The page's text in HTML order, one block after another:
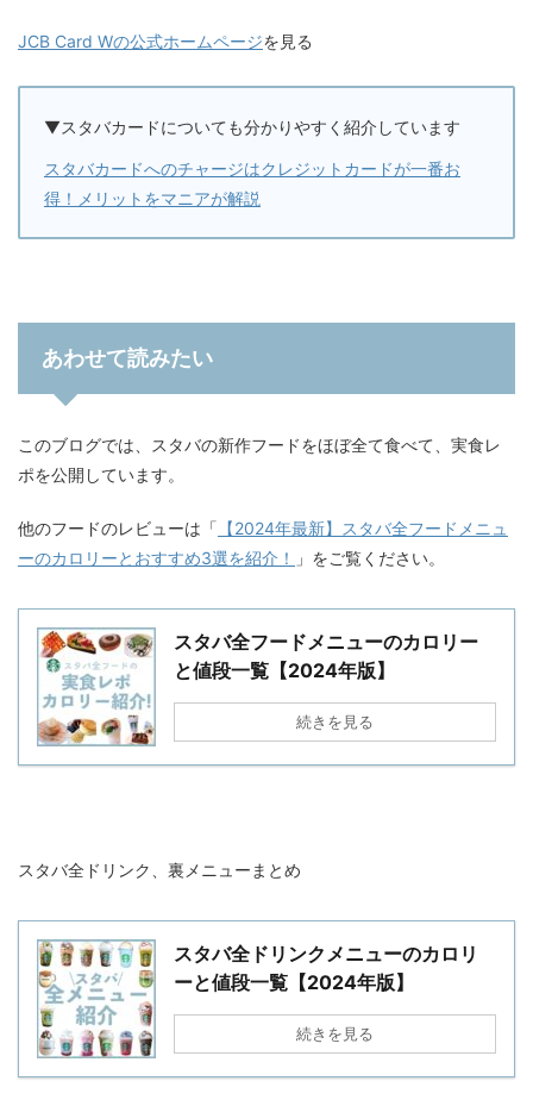
JCB Card Wの公式ホームページを見る
▼スタバカードについても分かりやすく紹介しています
スタバカードへのチャージはクレジットカードが一番お
得！メリットをマニアが解説
あわせて読みたい
このブログでは、スタバの新作フードをほぼ全て食べて、実食レ
ポを公開しています。
他のフードのレビューは「 【2024年最新】スタバ全フードメニュ
ーのカロリーとおすすめ3選を紹介！
」をご覧ください。
スタバ全フードメニューのカロリー
と値段一覧【2024年版】
続きを見る
スタバ全ドリンク、裏メニューまとめ
スタバ全ドリンクメニューのカロリ
ーと値段一覧【2024年版】
続きを見る